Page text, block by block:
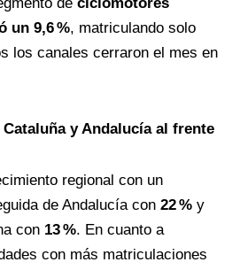
de ciclomotores
un 9,6%, matriculando solo
los canales cerraron el mes en
y Andalucía al frente
regional con un
de Andalucía con 22% y
con 13%. En cuanto a
con más matriculaciones